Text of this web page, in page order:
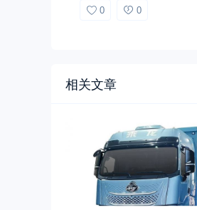
0 0
相关文章